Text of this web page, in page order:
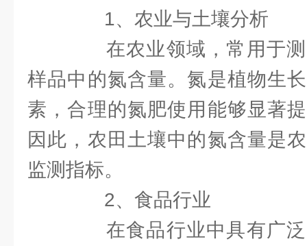
1、农业与土壤分析
在农业领域，常用于测
样品中的氮含量。氮是植物生
素，合理的氮肥使用能够显著
因此，农田土壤中的氮含量是
监测指标。
2、食品行业
在食品行业中具有广泛